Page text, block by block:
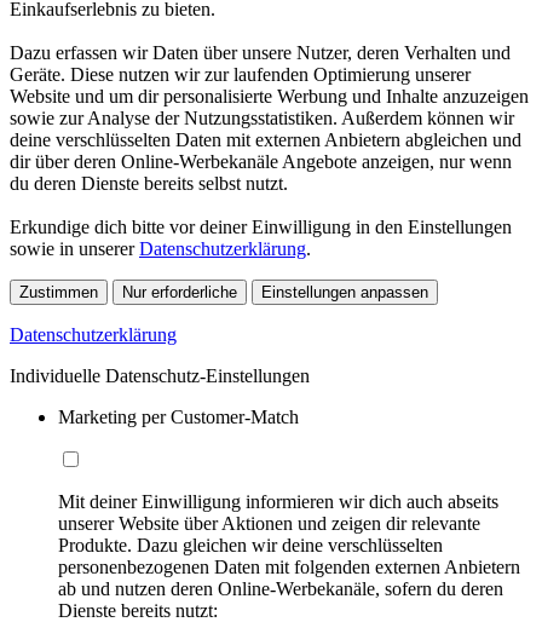
Einkaufserlebnis zu bieten.
Dazu erfassen wir Daten über unsere Nutzer, deren Verhalten und
Geräte. Diese nutzen wir zur laufenden Optimierung unserer
Website und um dir personalisierte Werbung und Inhalte anzuzeigen
sowie zur Analyse der Nutzungsstatistiken. Außerdem können wir
deine verschlüsselten Daten mit externen Anbietern abgleichen und
dir über deren Online-Werbekanäle Angebote anzeigen, nur wenn
du deren Dienste bereits selbst nutzt.
Erkundige dich bitte vor deiner Einwilligung in den Einstellungen
sowie in unsererDatenschutzerklärung.
Zustimmen Nur erforderliche Einstellungen anpassen
Datenschutzerklärung
Individuelle Datenschutz-Einstellungen
Marketing per Customer-Match
Mit deiner Einwilligung informieren wir dich auch abseits
unserer Website über Aktionen und zeigen dir relevante
Produkte. Dazu gleichen wir deine verschlüsselten
personenbezogenen Daten mit folgenden externen Anbietern
ab und nutzen deren Online-Werbekanäle, sofern du deren
Dienste bereits nutzt: